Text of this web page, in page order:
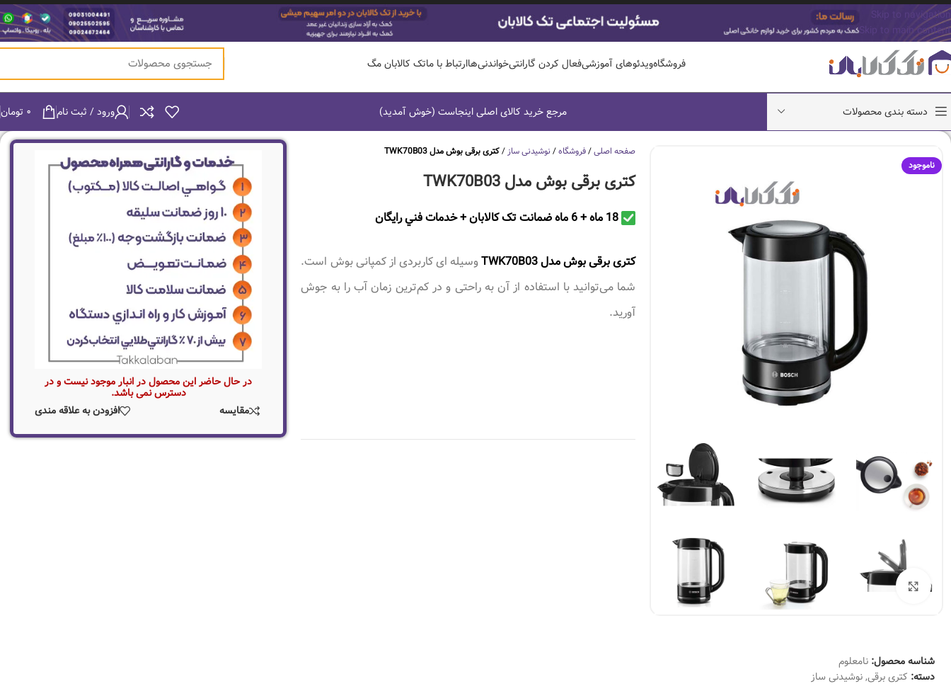
Skip to navigation
Skip to main content
فروشگاهویدئوهای آموزشیفعال کردن گارانتیخواندنی‌هاارتباط با ماتک کالابان مگ
دسته بندی محصولات مرجع خرید کالای اصلی اینجاست (خوش آمدید) ورود / ثبت نام ۰ تومان
ناموجود
بزرگنمایی تصویر
شناسه محصول: نامعلوم
دسته: کتری برقی,نوشیدنی ساز
صفحه اصلی/فروشگاه/نوشیدنی ساز/کتری برقی بوش مدل TWK70B03
کتری برقی بوش مدل TWK70B03
18 ماه + 6 ماه ضمانت تک کالابان + خدمات فني رايگان
کتری برقی بوش مدل TWK70B03
وسیله ای کاربردی از کمپانی بوش است.
شما می‌توانید با استفاده از آن به راحتی و در کم‌ترین زمان آب را به جوش
آورید.
در حال حاضر این محصول در انبار موجود نیست و در
دسترس نمی باشد.
مقایسه
افزودن به علاقه مندی